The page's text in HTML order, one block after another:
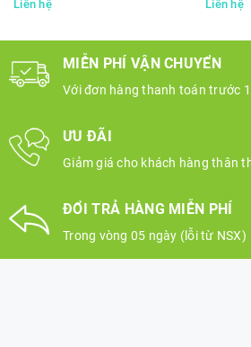
TSKgel SWxl Guard Column
Liên hệ
08542
Liên hệ
MIỄN PHÍ VẬN CHUYỂN
Với đơn hàng thanh toán trước
ƯU ĐÃI
Giảm giá cho khách hàng thân
ĐỔI TRẢ HÀNG MIỄN PHÍ
Trong vòng 05 ngày (lỗi từ NSX)